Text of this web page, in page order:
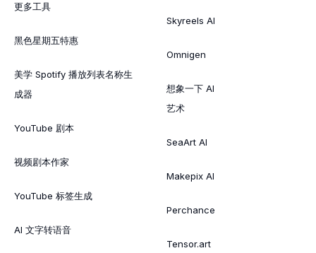
更多工具
黑色星期五特惠
美学 Spotify 播放列表名称生
成器
YouTube 剧本
视频剧本作家
YouTube 标签生成
AI 文字转语音
Skyreels AI
Omnigen
想象一下 AI
艺术
SeaArt AI
Makepix AI
Perchance
Tensor.art